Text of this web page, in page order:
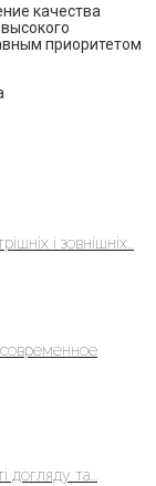
качества
приоритетом
і зовнішніх...
та...